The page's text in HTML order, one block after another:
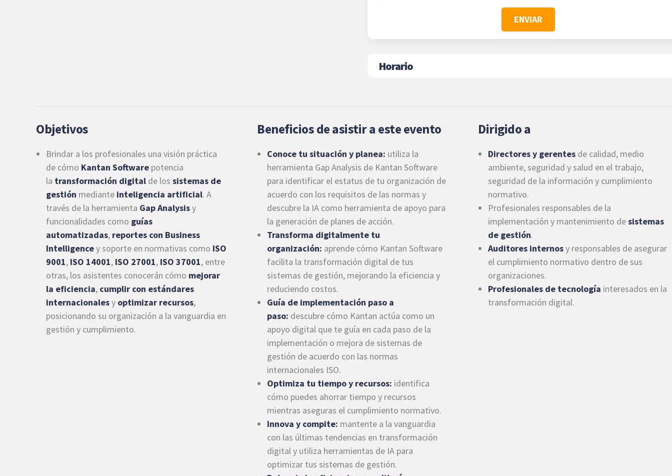
Horario
Objetivos
Brindar a los profesionales una visión práctica
de cómo Kantan Software potencia
la transformación digital de los sistemas de
gestión mediante inteligencia artificial. A
través de la herramienta Gap Analysisy
funcionalidades como guías
automatizadas, reportes con Business
Intelligencey soporte en normativas como ISO
9001, ISO 14001, ISO 27001, ISO 37001, entre
otras, los asistentes conocerán cómo mejorar
la eficiencia, cumplir con estándares
internacionalesy optimizar recursos,
posicionando su organización a la vanguardia en
gestión y cumplimiento.
Beneficios de asistir a este evento
Conoce tu situación y planea: utiliza la
herramienta Gap Analysis de Kantan Software
para identificar el estatus de tu organización de
acuerdo con los requisitos de las normas y
descubre la IA como herramienta de apoyo para
la generación de planes de acción.
Transforma digitalmente tu
organización: aprende cómo Kantan Software
facilita la transformación digital de tus
sistemas de gestión, mejorando la eficiencia y
reduciendo costos.
Guía de implementación paso a
paso: descubre cómo Kantan actúa como un
apoyo digital que te guía en cada paso de la
implementación o mejora de sistemas de
gestión de acuerdo con las normas
internacionales ISO.
Optimiza tu tiempo y recursos: identifica
cómo puedes ahorrar tiempo y recursos
mientras aseguras el cumplimiento normativo.
Innova y compite: mantente a la vanguardia
con las últimas tendencias en transformación
digital y utiliza herramientas de IA para
optimizar tus sistemas de gestión.
Dirigido a
Directores y gerentes de calidad, medio
ambiente, seguridad y salud en el trabajo,
seguridad de la información y cumplimiento
normativo.
Profesionales responsables de la
implementación y mantenimiento desistemas
de gestión.
Auditores internosy responsables de asegurar
el cumplimiento normativo dentro de sus
organizaciones.
Profesionales de tecnología interesados en la
transformación digital.